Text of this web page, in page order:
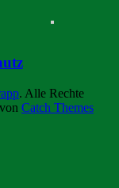
. Alle Rechte
Catch Themes